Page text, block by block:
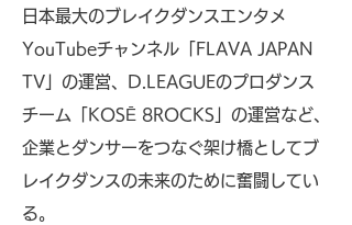
日本最大のブレイクダンスエンタメ
YouTubeチャンネル「FLAVA JAPAN
TV」の運営、D.LEAGUEのプロダンス
チーム「KOSĒ 8ROCKS」の運営など、
企業とダンサーをつなぐ架け橋としてブ
レイクダンスの未来のために奮闘してい
る。